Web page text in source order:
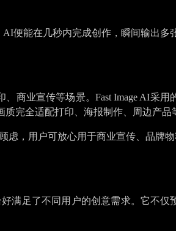
便能在几秒内完成创作，瞬间输出多
商业宣传等场景。Fast Image AI采
完全适配打印、海报制作、周边产品
虑，用户可放心用于商业宣传、品牌
满足了不同用户的创意需求。它不